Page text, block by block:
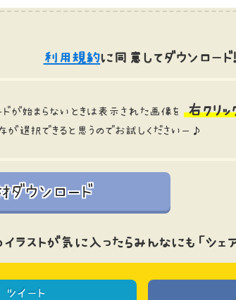
利用規約に同意してダウンロー
が始まらないときは表示された画像を 右クリッ
が選択できると思うのでお試しくださいー♪
ダウンロード
イラストが気に入ったらみんなにも「シェ
ツイート